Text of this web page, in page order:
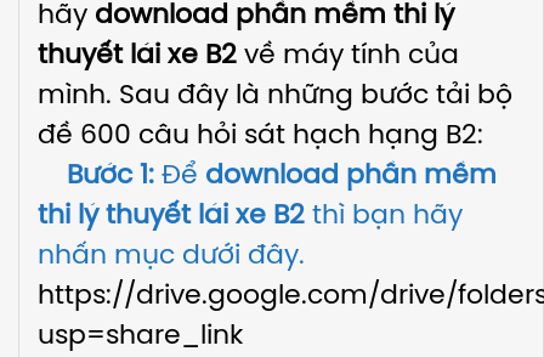
hãy download phần mềm thi lý
thuyết lái xe B2 về máy tính của
mình. Sau đây là những bước tải bộ
đề 600 câu hỏi sát hạch hạng B2:
Bước 1: Để download phần mềm
thi lý thuyết lái xe B2 thì bạn hãy
nhấn mục dưới đây.
https://drive.google.com/drive/folders/
usp=share_link